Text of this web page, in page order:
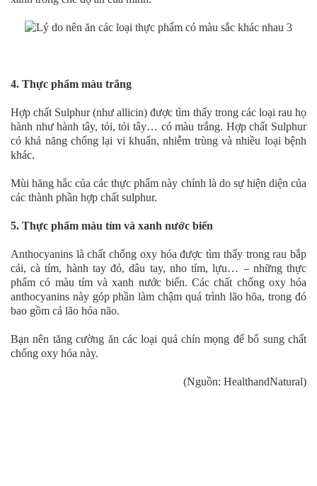
4. Thực phẩm màu trắng
Hợp chất Sulphur (như allicin) được tìm thấy trong các loại rau họ
hành như hành tây, tỏi, tỏi tây… có màu trắng. Hợp chất Sulphur
có khả năng chống lại vi khuẩn, nhiễm trùng và nhiều loại bệnh
khác.
Mùi hăng hắc của các thực phẩm này chính là do sự hiện diện của
các thành phần hợp chất sulphur.
5. Thực phẩm màu tím và xanh nước biển
Anthocyanins là chất chống oxy hóa được tìm thấy trong rau bắp
cải, cà tím, hành tay đỏ, dâu tay, nho tím, lựu… – những thực
phẩm có màu tím và xanh nước biển. Các chất chống oxy hóa
anthocyanins này góp phần làm chậm quá trình lão hõa, trong đó
bao gồm cả lão hóa não.
Bạn nên tăng cường ăn các loại quả chín mọng để bổ sung chất
chống oxy hóa này.
(Nguồn: HealthandNatural)